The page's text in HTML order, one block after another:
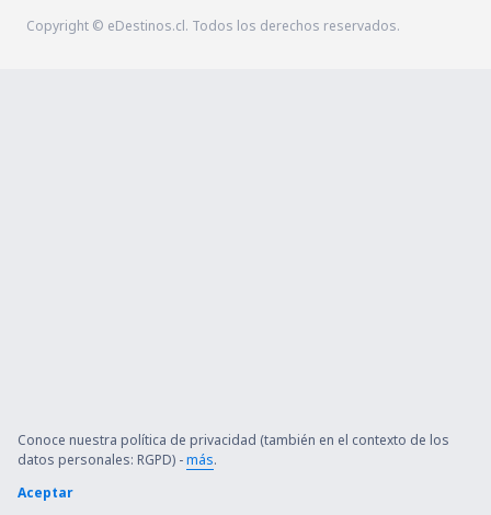
Copyright © eDestinos.cl. Todos los derechos reservados.
Conoce nuestra política de privacidad (también en el contexto de los
datos personales: RGPD) -más.
Aceptar